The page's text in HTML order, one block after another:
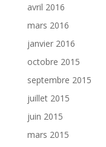
avril 2016
mars 2016
janvier 2016
octobre 2015
septembre 2015
juillet 2015
juin 2015
mars 2015